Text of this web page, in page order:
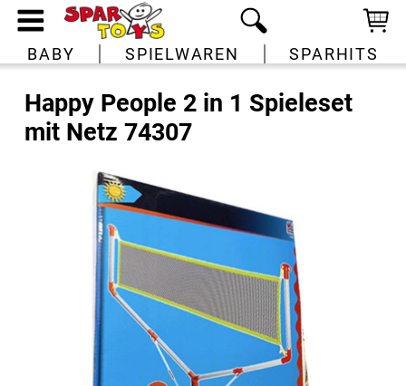
BABY SPIELWAREN SPARHITS
Happy People 2 in 1 Spieleset
mit Netz 74307